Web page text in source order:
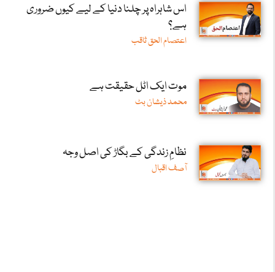
اس شاہراہ پر چلنا دنیا کے لیے کیوں ضروری
ہے؟
اعتصام الحق ثاقب
موت ایک اٹل حقیقت ہے
محمد ذیشان بٹ
نظامِ زندگی کے بگاڑ کی اصل وجہ
آصف اقبال